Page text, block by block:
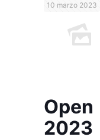
10 marzo 2023
Open
2023